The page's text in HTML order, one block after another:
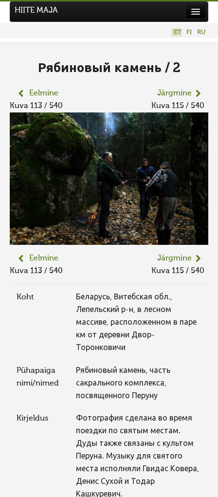
Tegutse
Kuvavõistlused
UUS KUVAVÕISTLUS
Hiite kuvavõistlus 2026
VANEMAD KUVAVÕISTLUSED
Kontakt
HIITE MAJA
ET FI RU
Рябиновый камень / 2
Eelmine
Kuva 113 / 540
Järgmine
Kuva 115 / 540
Eelmine
Kuva 113 / 540
Järgmine
Kuva 115 / 540
Koht
Беларусь, Витебская обл.,
Лепельский р-н, в лесном
массиве, расположенном в паре
км от деревни Двор-
Торонковичи
Pühapaiga
nimi/nimed
Рябиновый камень, часть
сакрального комплекса,
посвященного Перуну
Kirjeldus
Фотография сделана во время
поездки по святым местам.
Дуды также связаны с культом
Перуна. Музыку для святого
места исполняли Гвидас Ковера,
Денис Сухой и Тодар
Кашкуревич.